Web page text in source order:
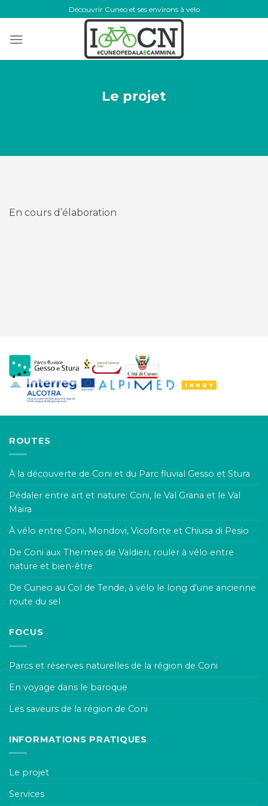
to
content
Découvrir Cuneo et ses environs à vélo
Le projet
En cours d’élaboration
ROUTES
À la découverte de Coni et du Parc fluvial Gesso et Stura
Pédaler entre art et nature: Coni, le Val Grana et le Val
Maira
À vélo entre Coni, Mondovi, Vicoforte et Chiusa di Pesio
De Coni aux Thermes de Valdieri, rouler à vélo entre
nature et bien-être
De Cuneo au Col de Tende, à vélo le long d’une ancienne
route du sel
FOCUS
Parcs et réserves naturelles de la région de Coni
En voyage dans le baroque
Les saveurs de la région de Coni
INFORMATIONS PRATIQUES
Le projet
Services